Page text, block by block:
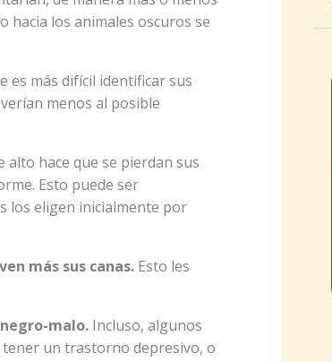
hacia los animales oscuros se
es más difícil identificar sus
menos al posible
alto hace que se pierdan sus
Esto puede ser
los eligen inicialmente por
más sus canas. Esto les
malo. Incluso, algunos
un trastorno depresivo, o